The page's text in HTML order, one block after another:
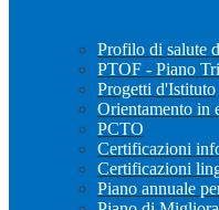
Profilo di salute
PTOF - Piano
Progetti d'Istituto
Orientamento in
PCTO
Certificazioni
Certificazioni
Piano annuale